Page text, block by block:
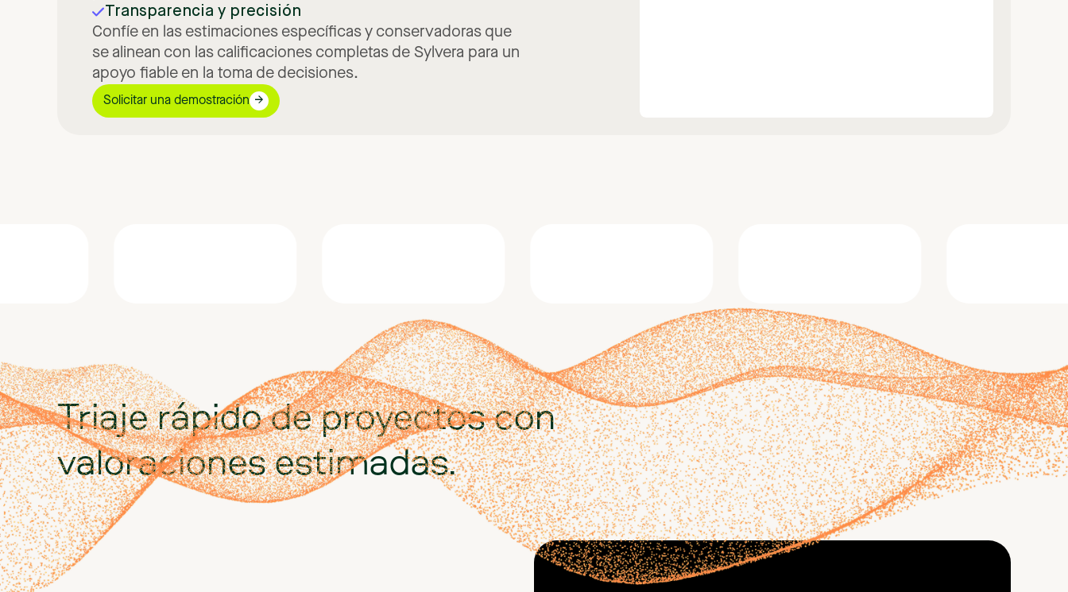
Transparencia y precisión
Confíe en las estimaciones específicas y conservadoras que
se alinean con las calificaciones completas de Sylvera para un
apoyo fiable en la toma de decisiones.
Solicitar una demostración
Triajerápidodeproyectoscon
valoracionesestimadas.